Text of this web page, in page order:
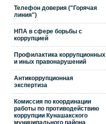
Телефон доверия ("Горячая
линия")
НПА в сфере борьбы с
коррупцией
Профилактика коррупционных
и иных правонарушений
Антикоррупционная
экспертиза
Комиссия по координации
работы по противодействию
коррупции Кунашакского
муниципального района